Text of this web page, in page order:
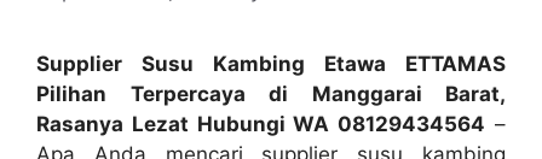
Supplier Susu Kambing Etawa ETTAMAS
Pilihan Terpercaya di Manggarai Barat,
Rasanya Lezat Hubungi WA 08129434564 –
Apa Anda mencari supplier susu kambing